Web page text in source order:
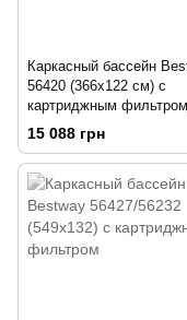
Каркасный бассейн
56420 (366х122 см) с
картриджным
тентом и лестницей
15 088 грн